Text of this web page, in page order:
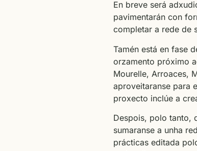
En breve será
pavimentarán con
completar a rede de
Tamén está en fase
orzamento próximo
Mourelle, Arroaces,
aproveitaranse para
proxecto inclúe a
Despois, polo tanto,
sumaranse a unha
prácticas editada